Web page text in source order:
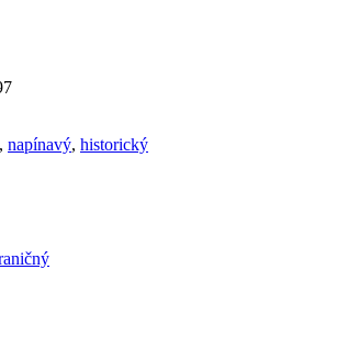
, napínavý, historický